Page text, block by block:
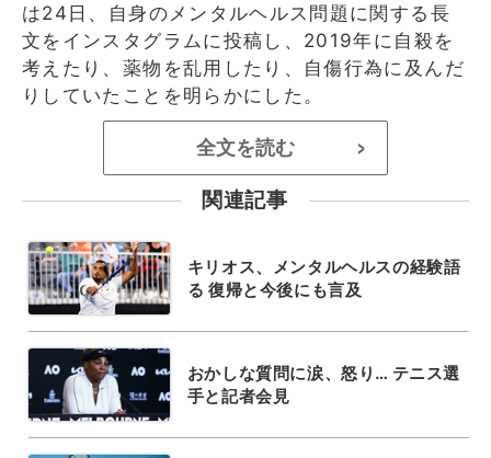
は24日、自身のメンタルヘルス問題に関する長
文をインスタグラムに投稿し、2019年に自殺を
考えたり、薬物を乱用したり、自傷行為に及んだ
りしていたことを明らかにした。
全文を読む >
関連記事
キリオス、メンタルヘルスの経験語
る 復帰と今後にも言及
おかしな質問に涙、怒り… テニス選
手と記者会見